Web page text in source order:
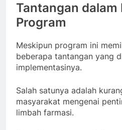
Tantangan
Program
Meskipun program ini
beberapa tantangan yang
implementasinya.
Salah satunya adalah
masyarakat mengenai
limbah farmasi.